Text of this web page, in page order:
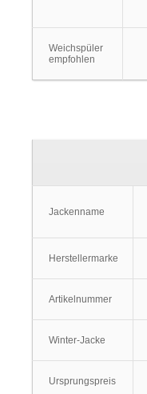
Weichspüler
empfohlen
Jackenname
Herstellermarke
Artikelnummer
Winter-Jacke
Ursprungspreis